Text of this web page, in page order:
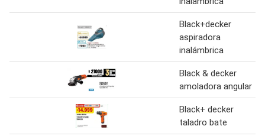
Black+decker
aspiradora
inalámbrica
Black & decker
amoladora angular
Black+ decker
taladro bate